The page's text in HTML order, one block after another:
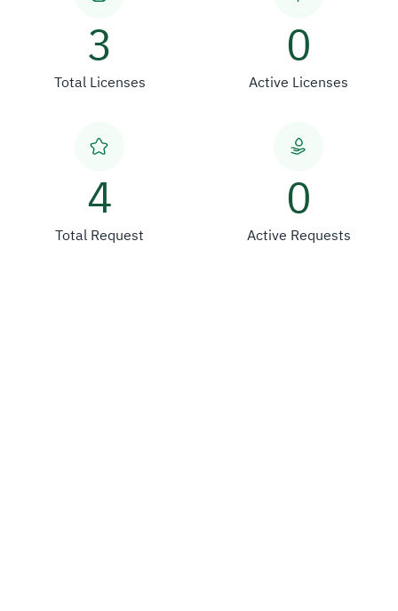
3
Total Licenses
0
Active Licenses
4
Total Request
0
Active Requests